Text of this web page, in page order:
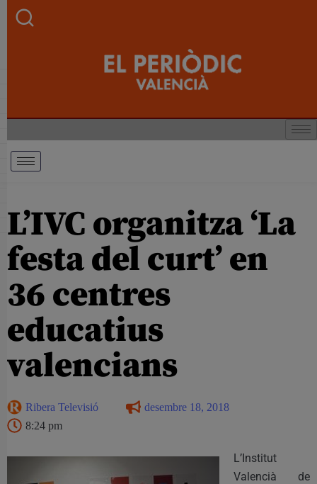
L’IVC organitza ‘La
festa del curt’ en
36 centres
educatius
valencians
Ribera Televisió
desembre 18, 2018
8:24 pm
L’Institut
Valencià de